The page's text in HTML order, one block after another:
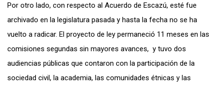
Por otro lado, con respecto al Acuerdo de Escazú, esté fue
archivado en la legislatura pasada y hasta la fecha no se ha
vuelto a radicar. El proyecto de ley permaneció 11 meses en las
comisiones segundas sin mayores avances, y tuvo dos
audiencias públicas que contaron con la participación de la
sociedad civil, la academia, las comunidades étnicas y las